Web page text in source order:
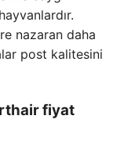
nazaran daha
post kalitesini
fiyat